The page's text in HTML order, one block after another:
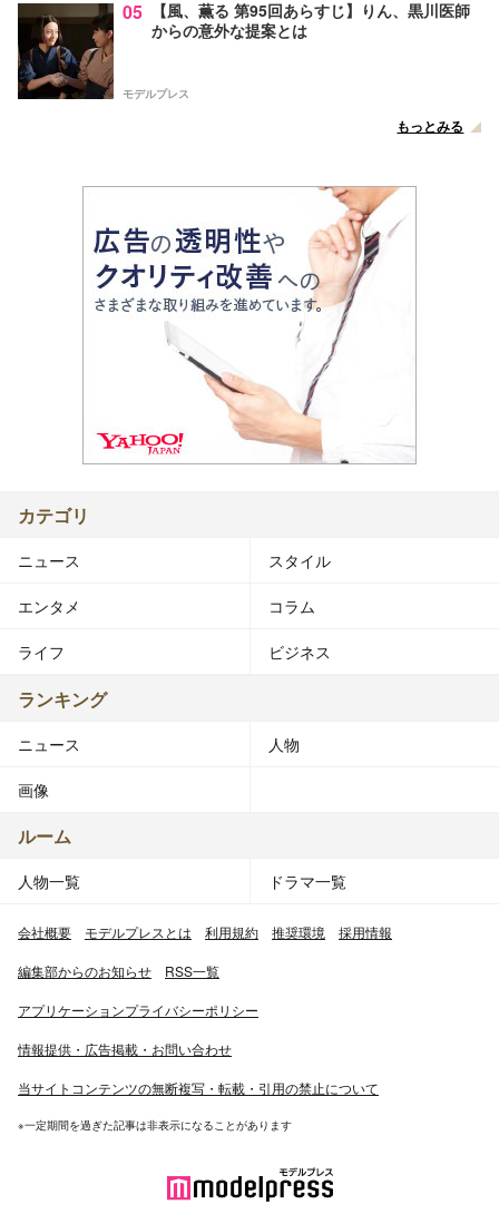
05
【風、薫る 第95回あらすじ】りん、黒川医師
からの意外な提案とは
モデルプレス
もっとみる
カテゴリ
ニュース スタイル
エンタメ コラム
ライフ ビジネス
ランキング
ニュース 人物
画像
ルーム
人物一覧 ドラマ一覧
会社概要 モデルプレスとは 利用規約 推奨環境 採用情報
編集部からのお知らせ RSS一覧
アプリケーションプライバシーポリシー
情報提供・広告掲載・お問い合わせ
当サイトコンテンツの無断複写・転載・引用の禁止について
※一定期間を過ぎた記事は非表示になることがあります